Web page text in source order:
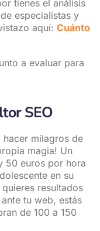
tienes el análisis
especialistas y
aquí: Cuánto
a evaluar para
SEO
hacer milagros de
magia! Un
50 euros por hora
en su
resultados
tu web, estás
de 100 a 150